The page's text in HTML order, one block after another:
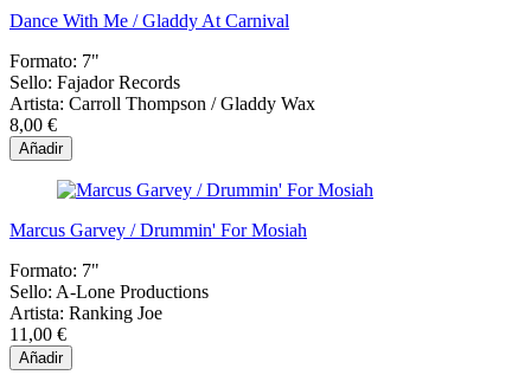
Dance With Me / Gladdy At Carnival
Formato: 7"
Sello: Fajador Records
Artista: Carroll Thompson / Gladdy Wax
8,00 €
Añadir
Marcus Garvey / Drummin' For Mosiah
Formato: 7"
Sello: A-Lone Productions
Artista: Ranking Joe
11,00 €
Añadir